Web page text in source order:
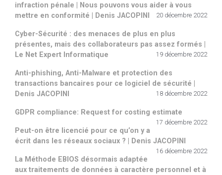
infraction pénale | Nous pouvons vous aider à vous
mettre en conformité | Denis JACOPINI
20 décembre 2022
Cyber-Sécurité : des menaces de plus en plus
présentes, mais des collaborateurs pas assez formés |
Le Net Expert Informatique
19 décembre 2022
Anti-phishing, Anti-Malware et protection des
transactions bancaires pour ce logiciel de sécurité |
Denis JACOPINI
18 décembre 2022
GDPR compliance: Request for costing estimate
17 décembre 2022
Peut-on être licencié pour ce qu’on y a
écrit dans les réseaux sociaux ? | Denis JACOPINI
16 décembre 2022
La Méthode EBIOS désormais adaptée
aux traitements de données à caractère personnel et à